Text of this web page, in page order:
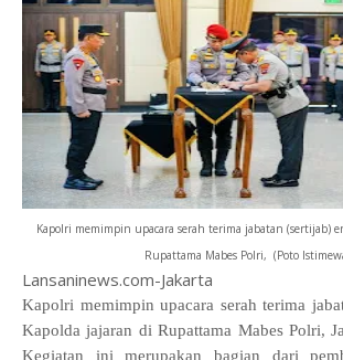
Kapolri memimpin upacara serah terima jabatan (sertijab)
Rupattama Mabes Polri, (Poto
Lansaninews.com-Jakarta
Kapolri memimpin upacara serah terima
Kapolda jajaran di Rupattama Mabes Polri,
Kegiatan ini merupakan bagian dari